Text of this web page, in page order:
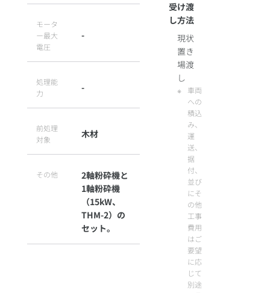
モータ
ー最大
電圧
-
処理能
力
-
前処理
対象
木材
その他
2軸粉砕機と
1軸粉砕機
（15kW、
THM-2）の
セット。
受け渡
し方法
現状
置き
場渡
し
車両
への
積込
み、
運
送、
据
付、
並び
にそ
の他
工事
費用
はご
要望
に応
じて
別途